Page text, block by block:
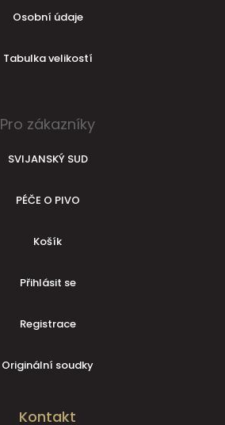
Osobní údaje
Tabulka velikostí
Pro zákazníky
SVIJANSKÝ SUD
PÉČE O PIVO
Košík
Přihlásit se
Registrace
Originální soudky
Kontakt